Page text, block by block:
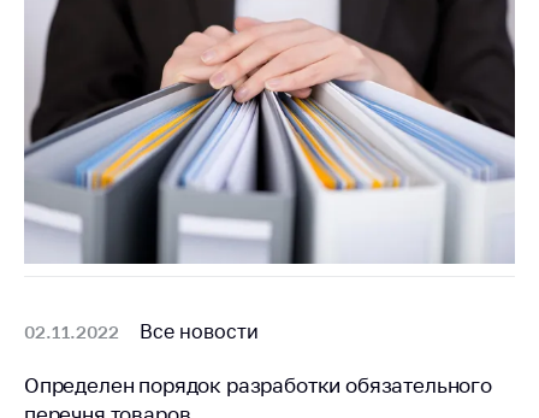
02.11.2022 Все новости
Определен порядок разработки обязательного